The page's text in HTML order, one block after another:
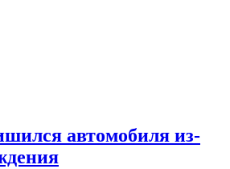
автомобиля из-